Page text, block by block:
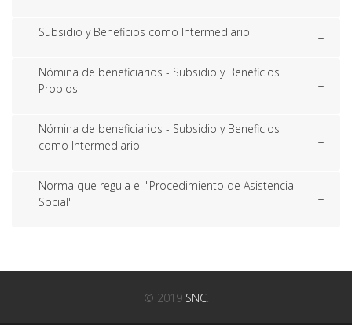
Subsidio y Beneficios como Intermediario
Nómina de beneficiarios - Subsidio y Beneficios
Propios
Nómina de beneficiarios - Subsidio y Beneficios
como Intermediario
Norma que regula el "Procedimiento de Asistencia
Social"
© 2019 SNC.